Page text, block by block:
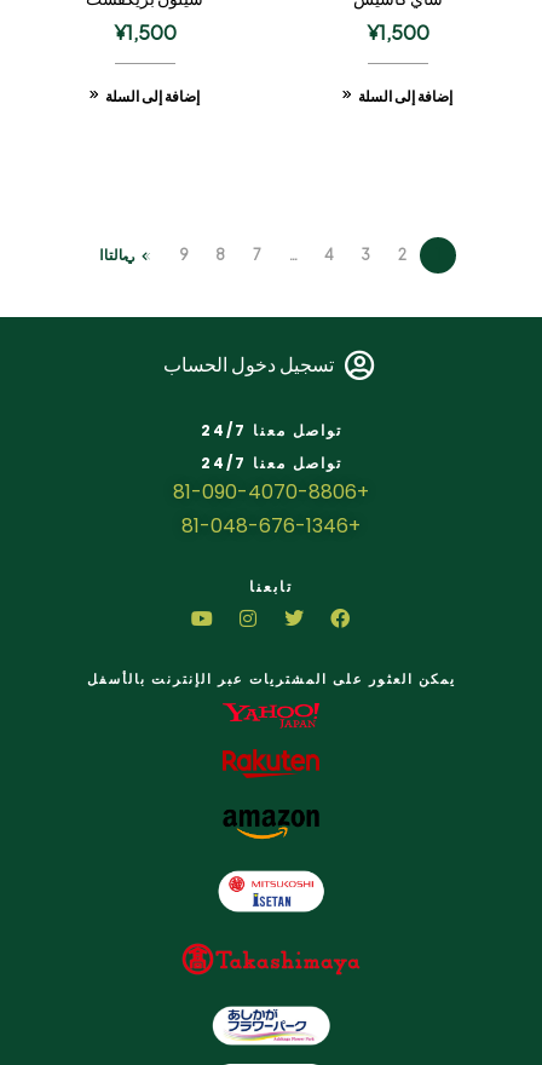
¥1,500
إضافة إلى السلة
¥1,500
إضافة إلى السلة
2
3
4
…
7
8
9 التالي
تسجيل دخول الحساب
تواصل معنا 24/7
تواصل معنا 24/7
+81-090-4070-8806
+81-048-676-1346
تابعنا
يمكن العثور على المشتريات عبر الإنترنت بالأسفل